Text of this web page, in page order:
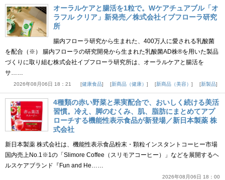
オーラルケアと腸活を1粒で。Wケアチュアブル「オ
ラフル クリア」新発売／株式会社イブフローラ研究
所
腸内フローラ研究から生まれた、400万人に愛される乳酸菌
を配合（※） 腸内フローラの研究開発から生まれた乳酸菌AD株®を用いた製品
づくりに取り組む株式会社イブフローラ研究所は、オーラルケアと腸活を
サ……
2026年08月06日 18：21 健康食品 新商品（健康） 新商品（美容） 新製品
4種類の赤い野菜と果実配合で、おいしく続ける美活
習慣。冷え、脚のむくみ、肌、脂肪にまとめてアプ
ローチする機能性表示食品が新登場／新日本製薬 株
式会社
新日本製薬 株式会社は、機能性表示食品粉末・顆粒インスタントコーヒー市場
国内売上No.1※1の「Slimore Coffee（スリモアコーヒー）」などを展開するヘ
ルスケアブランド『Fun and He……
2026年08月06日 18：00